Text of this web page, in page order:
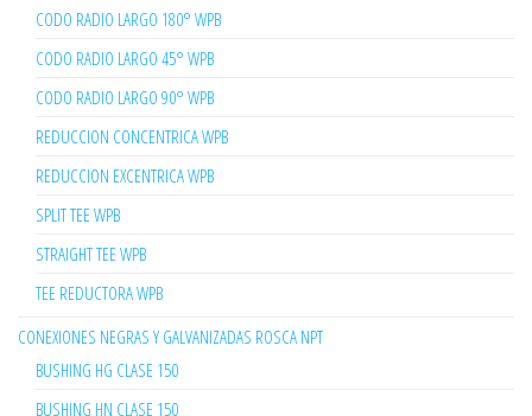
CODO RADIO LARGO 180° WPB
CODO RADIO LARGO 45° WPB
CODO RADIO LARGO 90° WPB
REDUCCION CONCENTRICA WPB
REDUCCION EXCENTRICA WPB
SPLIT TEE WPB
STRAIGHT TEE WPB
TEE REDUCTORA WPB
CONEXIONES NEGRAS Y GALVANIZADAS ROSCA NPT
BUSHING HG CLASE 150
BUSHING HN CLASE 150